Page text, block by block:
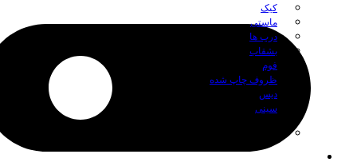
کیک
ماستی
درب ها
بشقاب
فوم
ظروف چاپ شده
دیس
سینی